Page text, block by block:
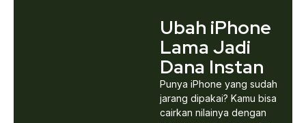
Ubah iPhone
Lama Jadi
Dana Instan
Punya iPhone yang sudah
jarang dipakai? Kamu bisa
cairkan nilainya dengan